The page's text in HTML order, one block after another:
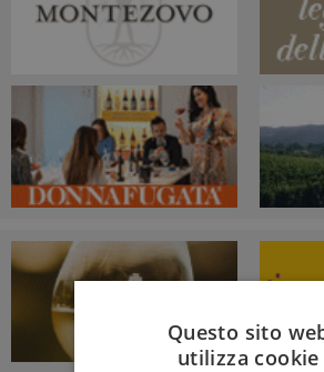
Questo sito
utilizza cookie